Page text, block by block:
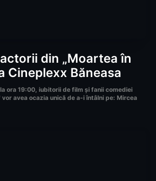
din „Moartea în
Cineplexx Băneasa
ora 19:00, iubitorii de film și fanii comediei
vor avea ocazia unică de a-i întâlni pe: Mircea